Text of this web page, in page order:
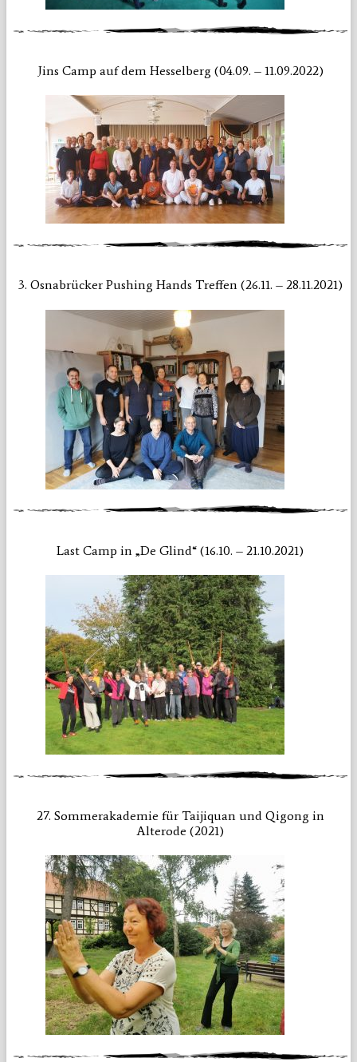
Jins Camp auf dem Hesselberg (04.09. – 11.09.2022)
3. Osnabrücker Pushing Hands Treffen (26.11. – 28.11.2021)
Last Camp in „De Glind“ (16.10. – 21.10.2021)
27. Sommerakademie für Taijiquan und Qigong in
Alterode (2021)